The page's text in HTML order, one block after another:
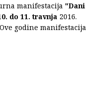
manifestacija "Dani
do 11. travnja 2016.
godine manifestacija